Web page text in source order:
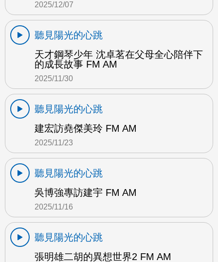
2025/12/07
聽見陽光的心跳
天才鋼琴少年 沈卓茗在父母全心陪伴下
的成長故事 FM AM
2025/11/30
聽見陽光的心跳
建宏訪堯傑美玲 FM AM
2025/11/23
聽見陽光的心跳
吳博強專訪建宇 FM AM
2025/11/16
聽見陽光的心跳
張明雄二胡的異想世界2 FM AM